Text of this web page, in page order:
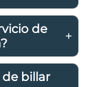
de
de billar